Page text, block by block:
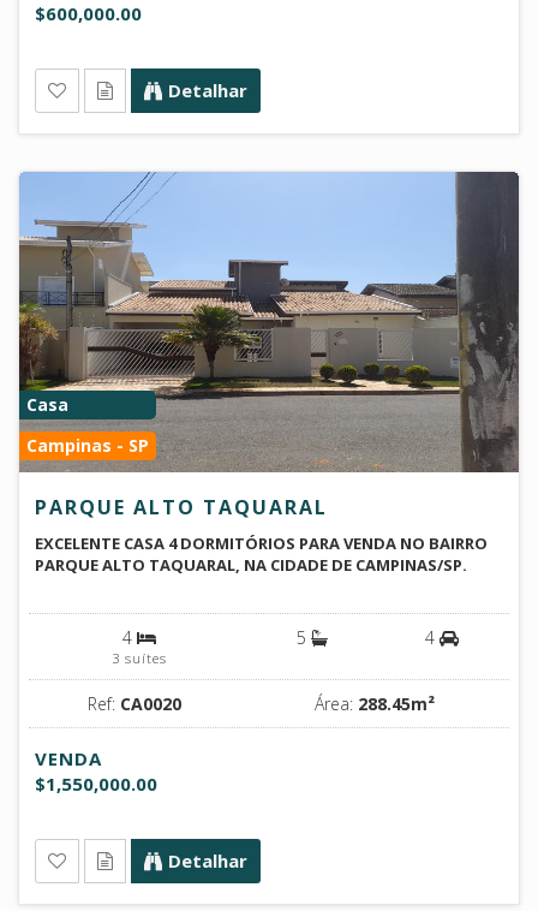
$600,000.00
Detalhar
Casa
Campinas - SP
PARQUE ALTO TAQUARAL
EXCELENTE CASA 4 DORMITÓRIOS PARA VENDA NO BAIRRO
PARQUE ALTO TAQUARAL, NA CIDADE DE CAMPINAS/SP.
4
3 suítes
5 4
Ref: CA0020 Área: 288.45m²
VENDA
$1,550,000.00
Detalhar